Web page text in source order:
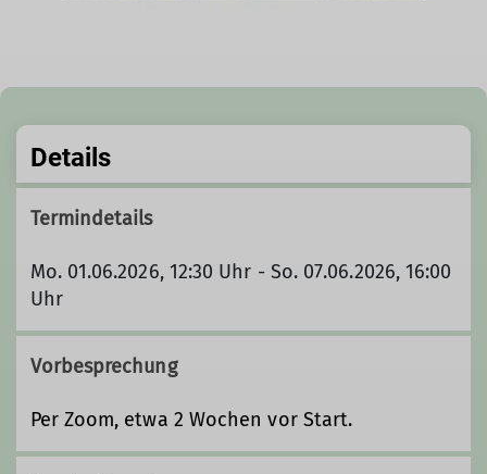
Details
Termindetails
Mo. 01.06.2026, 12:30 Uhr - So. 07.06.2026, 16:00
Uhr
Vorbesprechung
Per Zoom, etwa 2 Wochen vor Start.